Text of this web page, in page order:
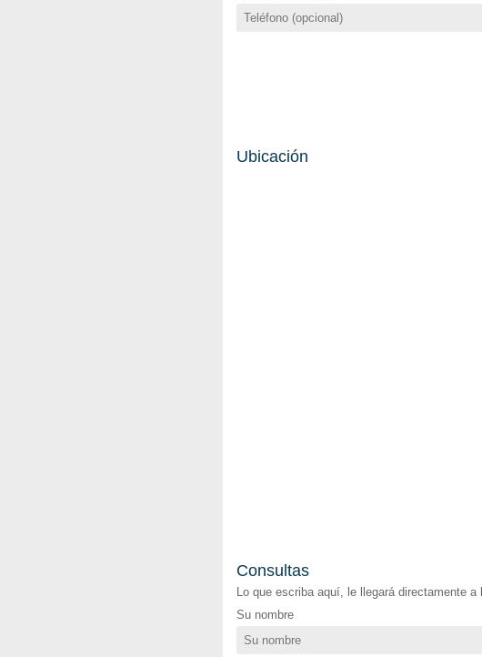
Ubicación
Consultas
Lo que escriba aquí, le llegará directamente a
Su nombre